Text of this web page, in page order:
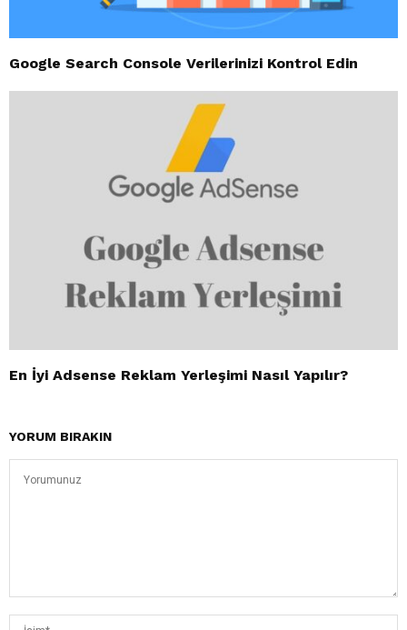
Google Search Console Verilerinizi Kontrol Edin
En İyi Adsense Reklam Yerleşimi Nasıl Yapılır?
YORUM BIRAKIN